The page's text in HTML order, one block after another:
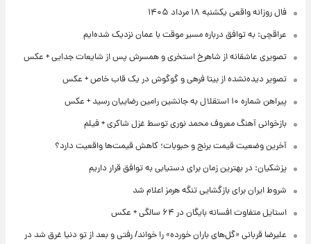
فال روزانه واقعی یکشنبه ۱۸ مرداد ۱۴۰۵
عراقچی: به توافق درباره مسیر موقت با عمان نزدیک شده‌ایم
تصویری عاشقانه از شاهرخ استخری و همسرش پس از شایعات جدایی + عکس
تصویر دیده‌نشده از بیتا فرهی و گوگوش در یک قاب خاص + عکس
پیراهن شماره ۱۰ استقلال به جانشین رامین رضاییان رسید + عکس
بازخوانی آهنگ معروف محمد نوری توسط غزل شاکری + فیلم
آخرین وضعیت قیمت برنج و حبوبات؛ کاهش قیمت‌ها واقعیت دارد؟
پزشکیان: در بهترین زمان برای دستیابی به توافق قرار داریم
شروط ایران برای بازگشایی تنگه هرمز اعلام شد
استایل متفاوت افسانه بایگان در ۶۴ سالگی + عکس
علیرضا قربانی «گل‌های باران خورده» را خواند/ رفتی و بعد از تو دنیا غرق شد در